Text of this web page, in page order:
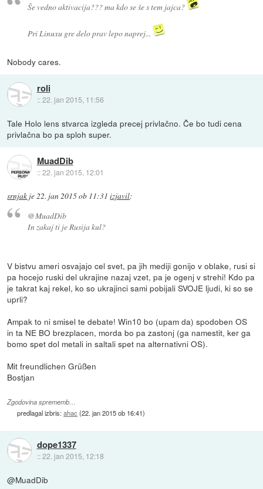
Še vedno aktivacija??? ma kdo se še s tem jajca?
Pri Linuxu gre delo prav lepo naprej...
Nobody cares.
roli
::22. jan 2015, 11:56
Tale Holo lens stvarca izgleda precej privlačno. Če bo tudi cena
privlačna bo pa sploh super.
MuadDib
::22. jan 2015, 12:01
srnjak je22. jan 2015 ob 11:31 izjavil:
@MuadDib
In zakaj ti je Rusija kul?
V bistvu ameri osvajajo cel svet, pa jih mediji gonijo v oblake, rusi si
pa hocejo ruski del ukrajine nazaj vzet, pa je ogenj v strehi! Kdo pa
je takrat kaj rekel, ko so ukrajinci sami pobijali SVOJE ljudi, ki so se
uprli?
Ampak to ni smisel te debate! Win10 bo (upam da) spodoben OS
in ta NE BO brezplacen, morda bo pa zastonj (ga namestit, ker ga
bomo spet dol metali in saltali spet na alternativni OS).
Mit freundlichen Grüßen
Bostjan
Zgodovina sprememb…
predlagal izbris:ahac (22. jan 2015 ob 16:41)
dope1337
::22. jan 2015, 12:18
@MuadDib